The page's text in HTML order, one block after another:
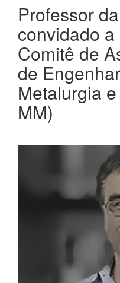
Professor
convidado
Comitê de
de
Metalurgia
MM)